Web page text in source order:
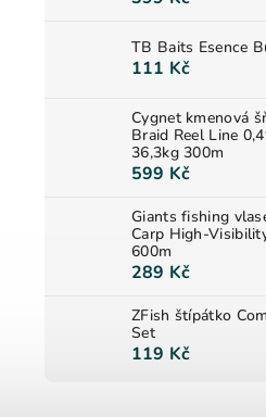
TB Baits Esence
111 Kč
Cygnet kmenová
Braid Reel Line
36,3kg 300m
599 Kč
Giants fishing
Carp High-
600m
289 Kč
ZFish štípátko
Set
119 Kč